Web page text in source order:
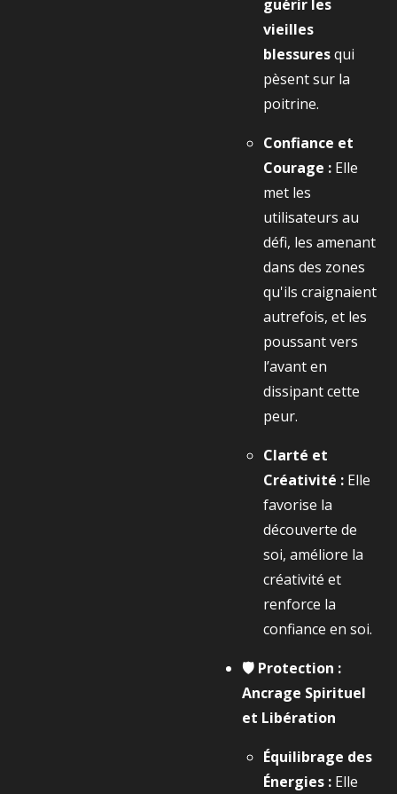
guérir les
vieilles
blessuresqui
pèsent sur la
poitrine.
Confiance et
Courage : Elle
met les
utilisateurs au
défi, les amenant
dans des zones
qu'ils craignaient
autrefois, et les
poussant vers
l’avant en
dissipant cette
peur.
Clarté et
Créativité : Elle
favorise la
découverte de
soi, améliore la
créativité et
renforce la
confiance en soi.
🛡️ Protection :
Ancrage Spirituel
et Libération
Équilibrage des
Énergies : Elle